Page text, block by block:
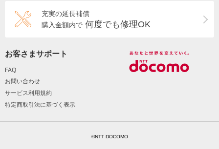
充実の延長補償
購入金額内で 何度でも修理OK
お客さまサポート
FAQ
お問い合わせ
サービス利用規約
特定商取引法に基づく表示
©NTT DOCOMO